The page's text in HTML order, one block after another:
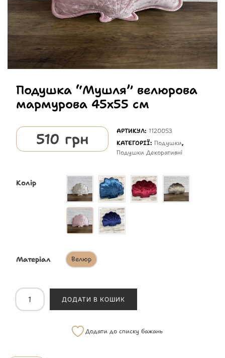
Подушка “Мушля” велюрова
мармурова 45х55 см
510 грн АРТИКУЛ: 1120053
КАТЕГОРІЇ:Подушки,
Подушки Декоративні
Колір
Матеріал Велюр
ДОДАТИ В КОШИК
Додати до списку бажань